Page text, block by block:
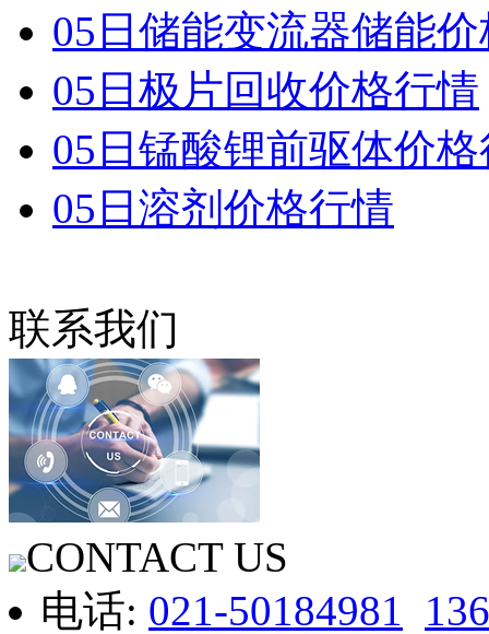
05日储能变流器储能
05日极片回收价格行情
05日锰酸锂前驱体价
05日溶剂价格行情
联系我们
CONTACT US
电话: 021-50184981